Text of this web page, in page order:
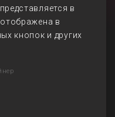
в
отображена в
кнопок и других